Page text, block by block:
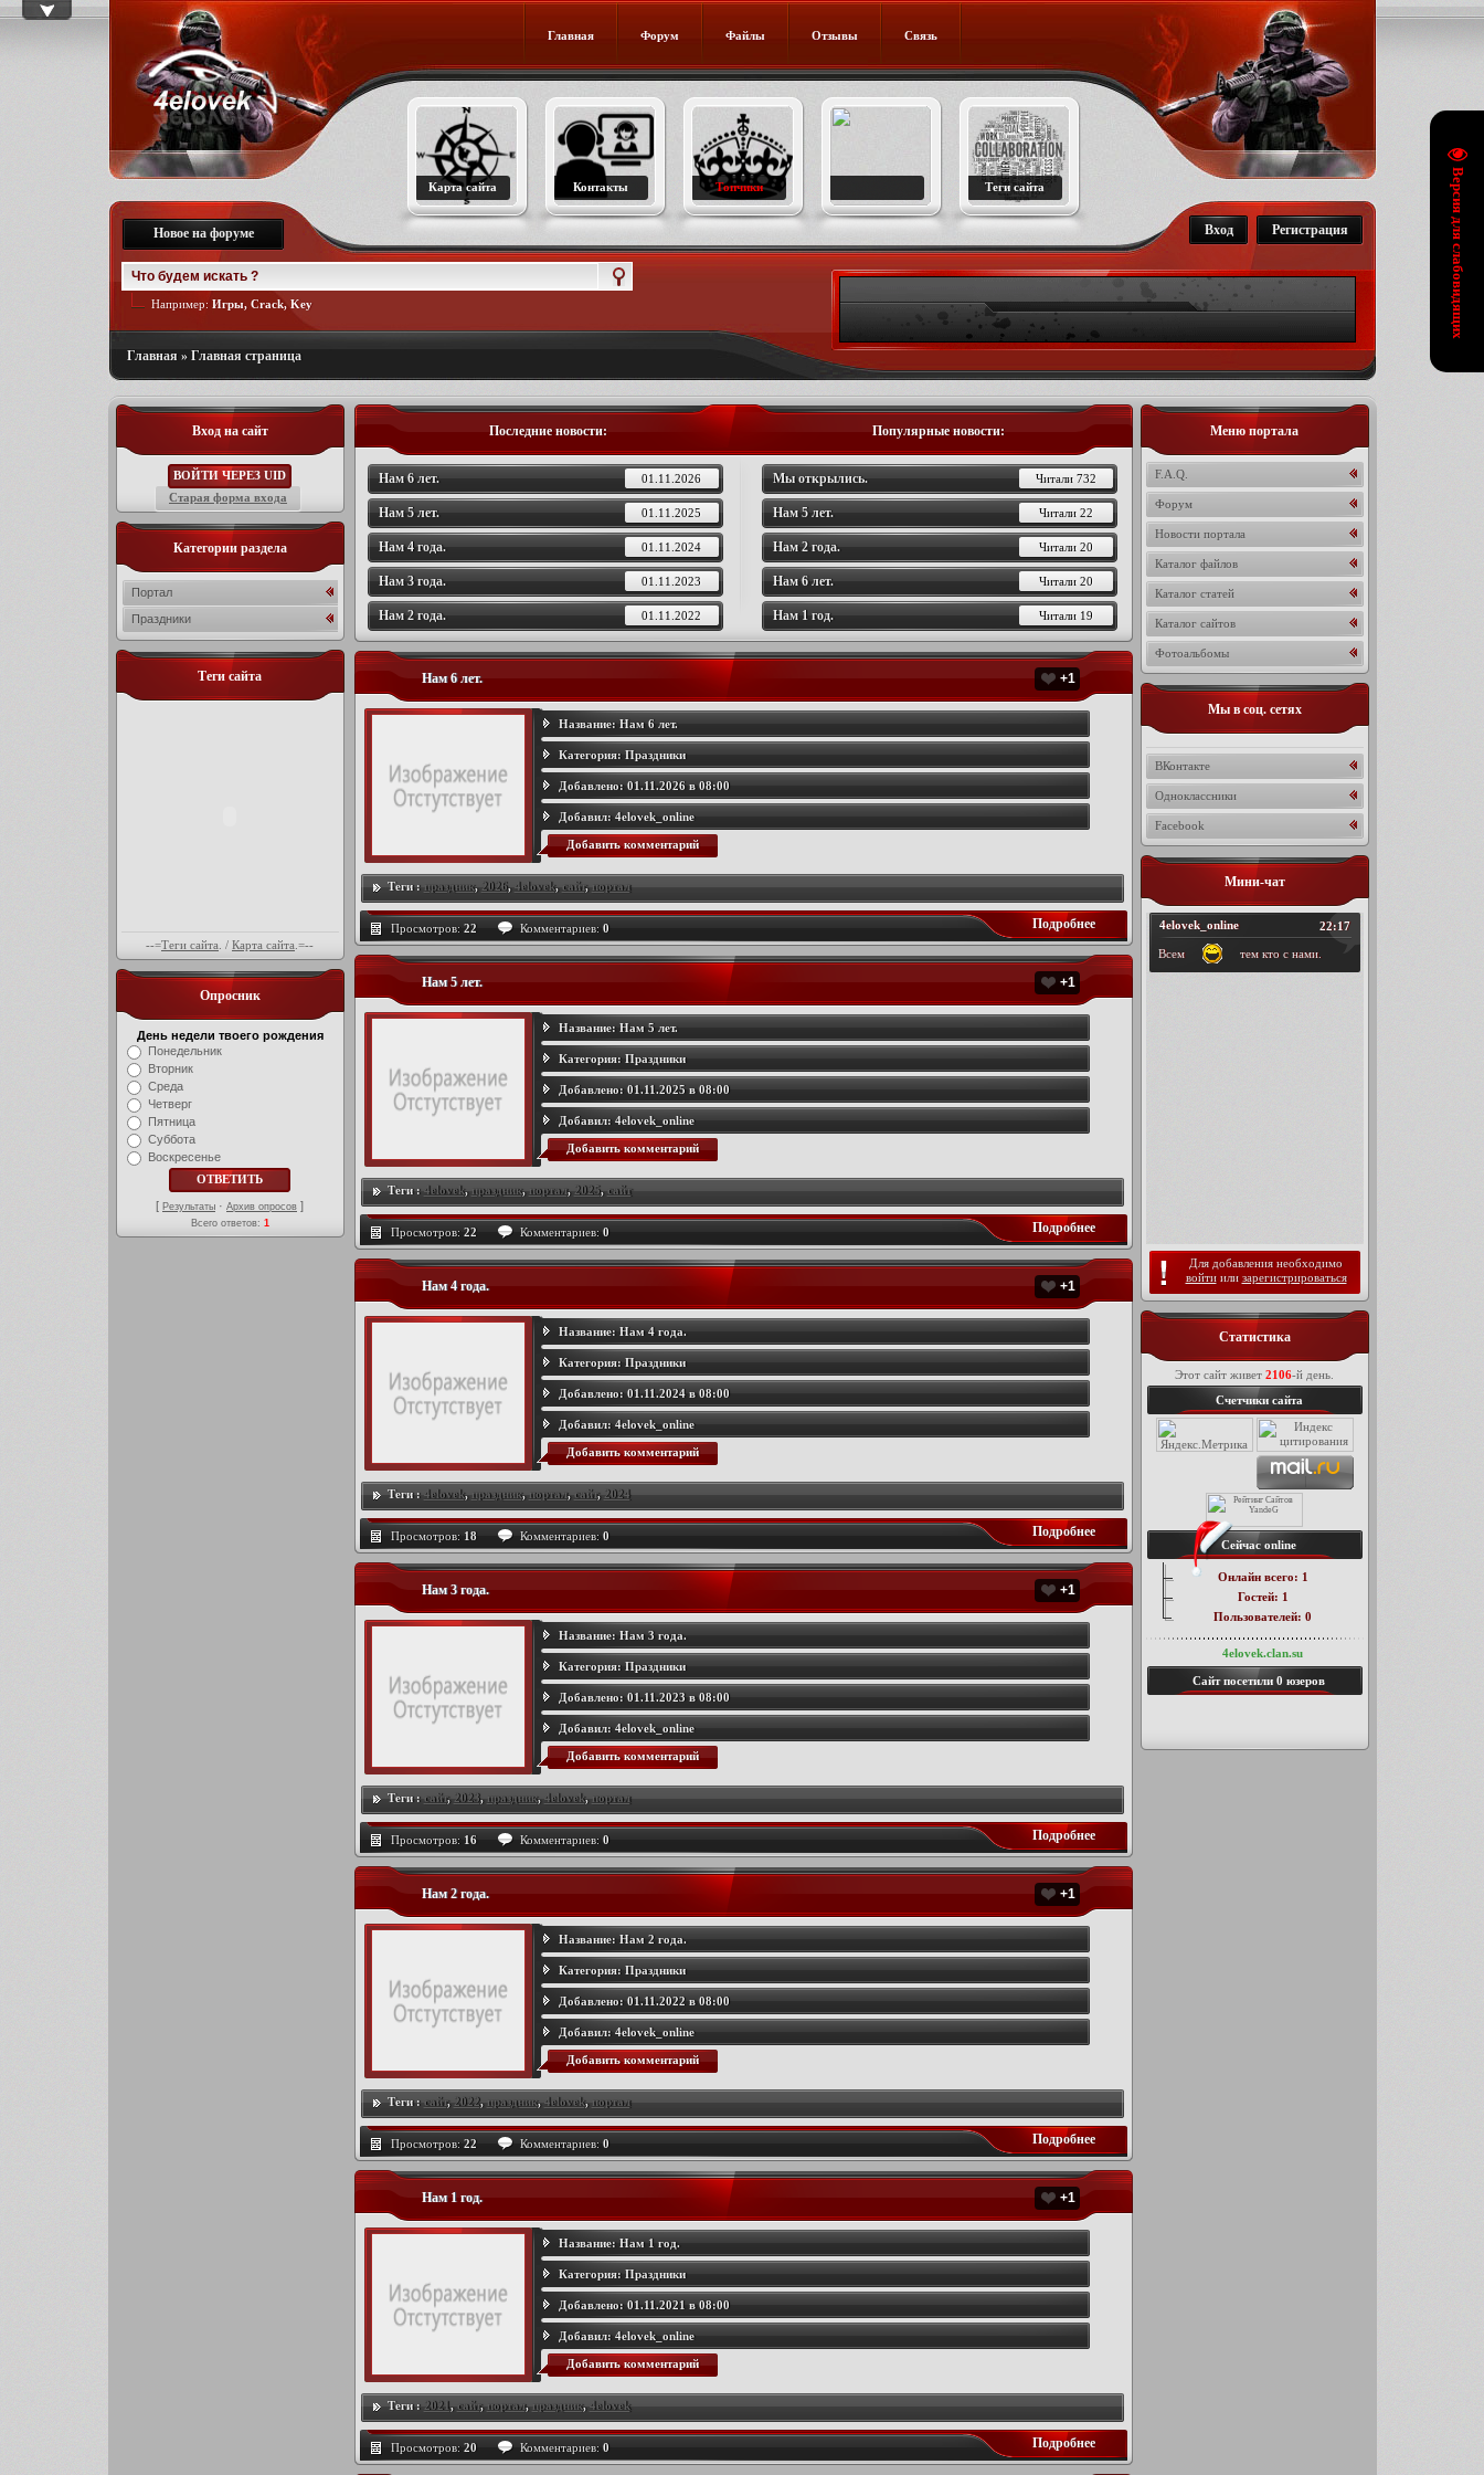
Версия для слабовидящих
Главная Форум Файлы Отзывы Связь
Карта сайта Контакты Топчики Теги сайта
Регистрация
Вход
Новое на форуме
Например: Игры, Crack, Key
Главная » Главная страница
Последние новости: Популярные новости:
01.11.2026
Нам 6 лет.
01.11.2025
Нам 5 лет.
01.11.2024
Нам 4 года.
01.11.2023
Нам 3 года.
01.11.2022
Нам 2 года.
Читали 732
Мы открылись.
Читали 22
Нам 5 лет.
Читали 20
Нам 2 года.
Читали 20
Нам 6 лет.
Читали 19
Нам 1 год.
+1
Нам 6 лет.
Название: Нам 6 лет.
Категория: Праздники
Добавлено: 01.11.2026 в 08:00
Добавил: 4elovek_online
Добавить комментарий
Теги :праздник,2026,4elovek,сайт,портал
Просмотров: 22 Комментариев: 0 Подробнее
+1
Нам 5 лет.
Название: Нам 5 лет.
Категория: Праздники
Добавлено: 01.11.2025 в 08:00
Добавил: 4elovek_online
Добавить комментарий
Теги :4elovek,праздник,портал,2025,сайт
Просмотров: 22 Комментариев: 0 Подробнее
+1
Нам 4 года.
Название: Нам 4 года.
Категория: Праздники
Добавлено: 01.11.2024 в 08:00
Добавил: 4elovek_online
Добавить комментарий
Теги :4elovek,праздник,портал,сайт,2024
Просмотров: 18 Комментариев: 0 Подробнее
+1
Нам 3 года.
Название: Нам 3 года.
Категория: Праздники
Добавлено: 01.11.2023 в 08:00
Добавил: 4elovek_online
Добавить комментарий
Теги :сайт,2023,праздник,4elovek,портал
Просмотров: 16 Комментариев: 0 Подробнее
+1
Нам 2 года.
Название: Нам 2 года.
Категория: Праздники
Добавлено: 01.11.2022 в 08:00
Добавил: 4elovek_online
Добавить комментарий
Теги :сайт,2022,праздник,4elovek,портал
Просмотров: 22 Комментариев: 0 Подробнее
+1
Нам 1 год.
Название: Нам 1 год.
Категория: Праздники
Добавлено: 01.11.2021 в 08:00
Добавил: 4elovek_online
Добавить комментарий
Теги :2021,сайт,портал,праздник,4elovek
Просмотров: 20 Комментариев: 0 Подробнее
Меню портала
F.A.Q.
Форум
Новости портала
Каталог файлов
Каталог статей
Каталог сайтов
Фотоальбомы
Мы в соц. сетях
ВКонтакте
Одноклассники
Facebook
Мини-чат
Для добавления необходимо
войтиили зарегистрироваться
Статистика
Этот сайт живет 2106-й день.
Счетчики сайта
Сейчас online
Онлайн всего: 1
Гостей: 1
Пользователей: 0
4elovek.clan.su
Сайт посетили 0 юзеров
Вход на сайт
ВОЙТИ ЧЕРЕЗ UID
Старая форма входа
Категории раздела
Портал
Праздники
Теги сайта
--=Теги сайта . / Карта сайта .=--
Опросник
День недели твоего рождения
Понедельник
Вторник
Среда
Четверг
Пятница
Суббота
Воскресенье
[ Результаты · Архив опросов ]
Всего ответов: 1